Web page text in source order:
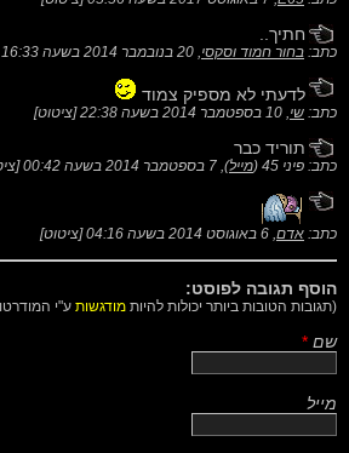
חתיך..
כתב: בחור חמוד וסקסי, 20 בנובמבר 2014 בשעה 16:33
לדעתי לא מספיק צמוד
כתב: שי, 10 בספטמבר 2014 בשעה 22:38 [ציטוט]
תוריד כבר
כתב: פיני 45 ( מייל), 7 בספטמבר 2014 בשעה 00:42 [
כתב: אדם, 6 באוגוסט 2014 בשעה 04:16 [ציטוט]
הוסף תגובה לפוסט:
(תגובות הטובות ביותר יכולות להיות מודגשות ע"י
שם *
מייל